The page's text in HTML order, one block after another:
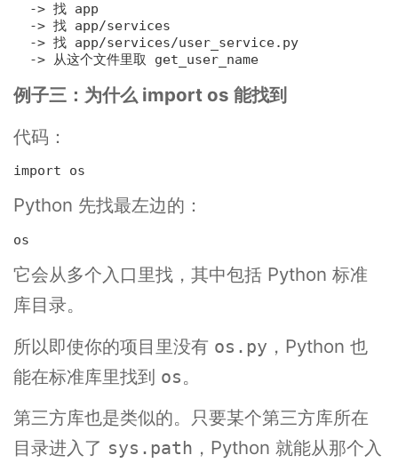
  ->
找 app
  ->
找 app/services
  ->
找 app/services/user_service.py
  ->
从这个文件里取 get_user_name
例子三：为什么 import os 能找到
代码：
import os
Python 先找最左边的：
os
它会从多个入口里找，其中包括 Python 标准
库目录。
所以即使你的项目里没有 os.py ，Python 也
能在标准库里找到 os。
第三方库也是类似的。只要某个第三方库所在
目录进入了 sys.path ，Python 就能从那个入